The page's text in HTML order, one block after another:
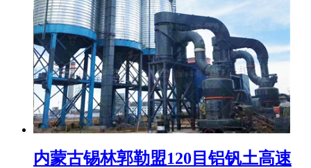
内蒙古锡林郭勒盟120目铝钒土高速